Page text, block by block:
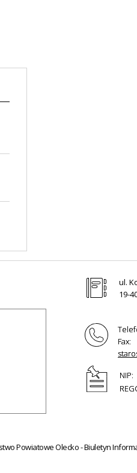
ul.
19-
Fax:
NIP:
Powiatowe Olecko - Biuletyn